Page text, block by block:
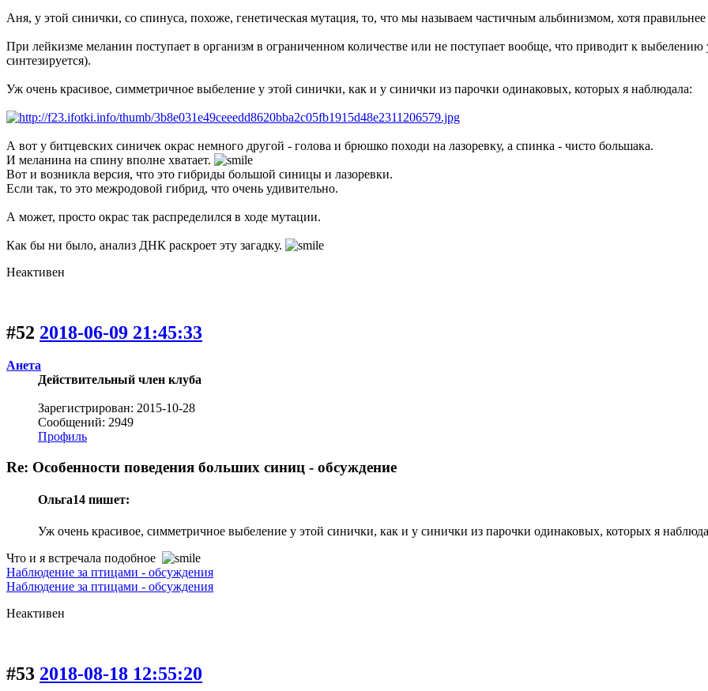
Аня, у этой синички, со спинуса, похоже, генетическая мутация, то, что мы называем частичным альбинизмом, хотя
При лейкизме меланин поступает в организм в ограниченном количестве или не поступает вообще, что приводит к
синтезируется).
Уж очень красивое, симметричное выбеление у этой синички, как и у синички из парочки одинаковых, которых я наблюдала:
А вот у битцевских синичек окрас немного другой - голова и брюшко походи на лазоревку, а спинка - чисто большака.
И меланина на спину вполне хватает.
Вот и возникла версия, что это гибриды большой синицы и лазоревки.
Если так, то это межродовой гибрид, что очень удивительно.
А может, просто окрас так распределился в ходе мутации.
Как бы ни было, анализ ДНК раскроет эту загадку.
Неактивен
#52 2018-06-09 21:45:33
Анета
Действительный член клуба
Зарегистрирован: 2015-10-28
Сообщений: 2949
Профиль
Re: Особенности поведения больших синиц - обсуждение
Ольга14 пишет:
Уж очень красивое, симметричное выбеление у этой синички, как и у синички из парочки одинаковых, которых я
Что и я встречала подобное
Наблюдение за птицами - обсуждения
Наблюдение за птицами - обсуждения
Неактивен
#53 2018-08-18 12:55:20